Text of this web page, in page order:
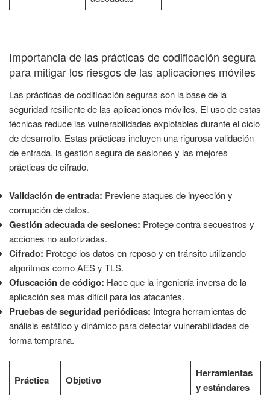
Importancia de las prácticas de codificación segura
para mitigar los riesgos de las aplicaciones móviles
Las prácticas de codificación seguras son la base de la
seguridad resiliente de las aplicaciones móviles. El uso de estas
técnicas reduce las vulnerabilidades explotables durante el ciclo
de desarrollo. Estas prácticas incluyen una rigurosa validación
de entrada, la gestión segura de sesiones y las mejores
prácticas de cifrado.
Validación de entrada: Previene ataques de inyección y
corrupción de datos.
Gestión adecuada de sesiones: Protege contra secuestros y
acciones no autorizadas.
Cifrado: Protege los datos en reposo y en tránsito utilizando
algoritmos como AES y TLS.
Ofuscación de código: Hace que la ingeniería inversa de la
aplicación sea más difícil para los atacantes.
Pruebas de seguridad periódicas: Integra herramientas de
análisis estático y dinámico para detectar vulnerabilidades de
forma temprana.
Práctica Objetivo
Herramientas
y estándares